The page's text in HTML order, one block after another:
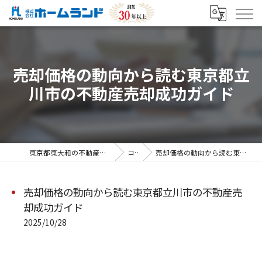
売却価格の動向から読む東京都立
川市の不動産売却成功ガイド
東京都東大和の不動産売却なら株式会社ホームランド コラム 売却価格の動向から読む東京都立川市の不動産売却成功ガイド
売却価格の動向から読む東京都立川市の不動産売
却成功ガイド
2025/10/28